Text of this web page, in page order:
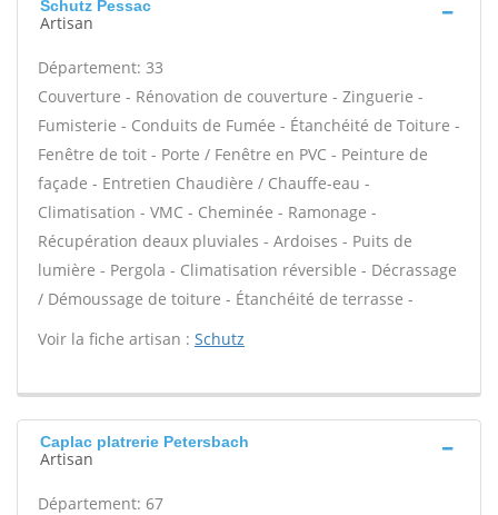
Schutz Pessac
Artisan
Département: 33
Couverture - Rénovation de couverture - Zinguerie -
Fumisterie - Conduits de Fumée - Étanchéité de Toiture -
Fenêtre de toit - Porte / Fenêtre en PVC - Peinture de
façade - Entretien Chaudière / Chauffe-eau -
Climatisation - VMC - Cheminée - Ramonage -
Récupération deaux pluviales - Ardoises - Puits de
lumière - Pergola - Climatisation réversible - Décrassage
/ Démoussage de toiture - Étanchéité de terrasse -
Voir la fiche artisan : Schutz
Caplac platrerie Petersbach
Artisan
Département: 67